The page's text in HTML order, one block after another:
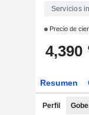
Servicios
Precio de
4,390
Resumen
Perfil